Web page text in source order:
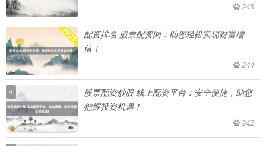
245
配资排名 股票配资网：助您轻松实现财富增
值！
244
4
股票配资炒股 线上配资平台：安全便捷，助您
把握投资机遇！
242